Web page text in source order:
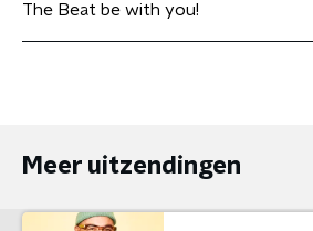
The Beat be with you!
Meer uitzendingen